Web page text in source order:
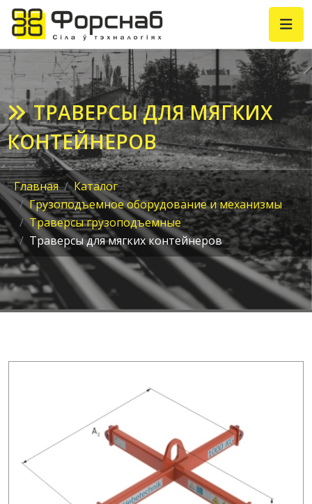
ТРАВЕРСЫ ДЛЯ МЯГКИХ
КОНТЕЙНЕРОВ
Главная
Каталог
Грузоподъемное оборудование и механизмы
Траверсы грузоподъемные
Траверсы для мягких контейнеров